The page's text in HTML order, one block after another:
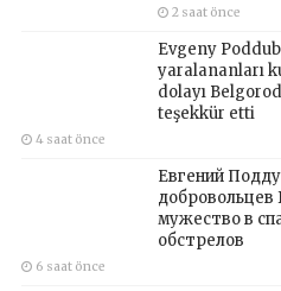
2 saat önce
Evgeny
yaralananları
dolayı
teşekkür etti
4 saat önce
Евгений
добровольцев
мужество в
обстрелов
6 saat önce